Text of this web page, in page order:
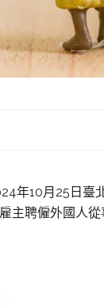
年10月25日
主聘僱外國人